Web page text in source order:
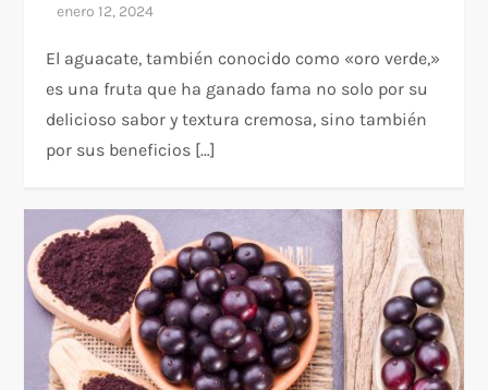
El aguacate, también conocido como «oro verde,»
es una fruta que ha ganado fama no solo por su
delicioso sabor y textura cremosa, sino también
por sus beneficios […]